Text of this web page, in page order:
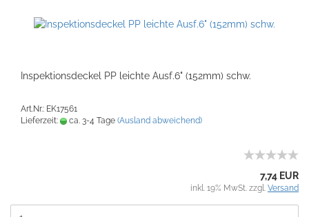
Inspektionsdeckel PP leichte Ausf.6" (152mm) schw.
Art.Nr.: EK17561
Lieferzeit:
ca. 3-4 Tage (Ausland abweichend)
7,74 EUR
inkl. 19% MwSt. zzgl. Versand